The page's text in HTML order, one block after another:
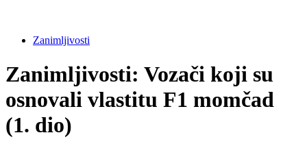
Zanimljivosti
Zanimljivosti: Vozači koji su
osnovali vlastitu F1 momčad
(1. dio)